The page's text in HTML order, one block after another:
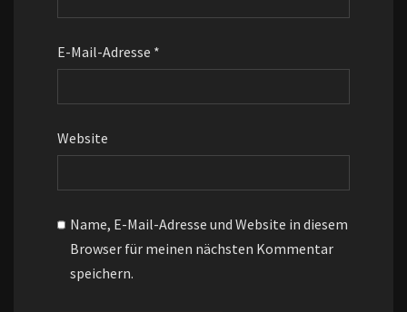
E-Mail-Adresse *
Website
Name, E-Mail-Adresse und Website in diesem
Browser für meinen nächsten Kommentar
speichern.